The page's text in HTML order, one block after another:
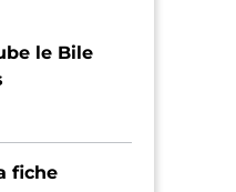
le Bile
fiche